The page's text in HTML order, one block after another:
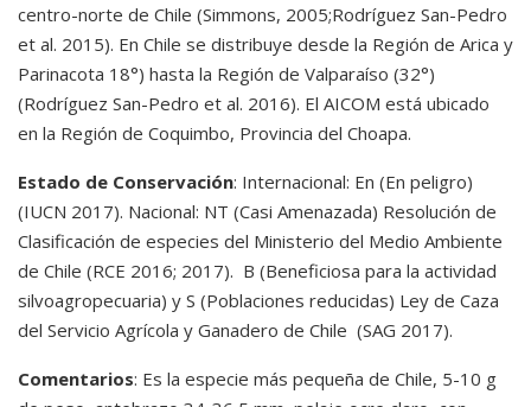
centro-norte de Chile (Simmons, 2005;Rodríguez San-Pedro
et al. 2015). En Chile se distribuye desde la Región de Arica y
Parinacota 18°) hasta la Región de Valparaíso (32°)
(Rodríguez San-Pedro et al. 2016). El AICOM está ubicado
en la Región de Coquimbo, Provincia del Choapa.
Estado de Conservación: Internacional: En (En peligro)
(IUCN 2017). Nacional: NT (Casi Amenazada) Resolución de
Clasificación de especies del Ministerio del Medio Ambiente
de Chile (RCE 2016; 2017). B (Beneficiosa para la actividad
silvoagropecuaria) y S (Poblaciones reducidas) Ley de Caza
del Servicio Agrícola y Ganadero de Chile (SAG 2017).
Comentarios: Es la especie más pequeña de Chile, 5-10 g